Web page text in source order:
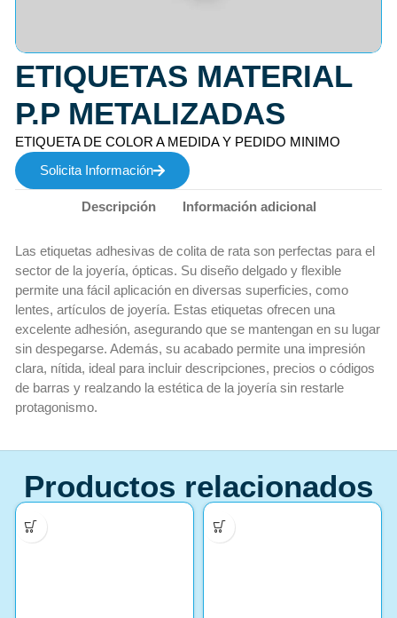
ETIQUETAS MATERIAL
P.P METALIZADAS
ETIQUETA DE COLOR A MEDIDA Y PEDIDO MINIMO
Solicita Información
Descripción Información adicional
Las etiquetas adhesivas de colita de rata son perfectas para el
sector de la joyería, ópticas. Su diseño delgado y flexible
permite una fácil aplicación en diversas superficies, como
lentes, artículos de joyería. Estas etiquetas ofrecen una
excelente adhesión, asegurando que se mantengan en su lugar
sin despegarse. Además, su acabado permite una impresión
clara, nítida, ideal para incluir descripciones, precios o códigos
de barras y realzando la estética de la joyería sin restarle
protagonismo.
Productos relacionados